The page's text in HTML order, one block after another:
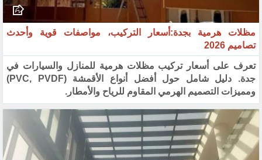
مظلات هرمية بجدة:أسعار التركيب، مواصفات قوية وأحدث
تصاميم 2026
تعرف على أسعار تركيب مظلات هرمية للمنازل والسيارات في
جدة. دليل شامل حول أفضل أنواع الأقمشة (PVC, PVDF)
ومميزات التصميم الهرمي المقاوم للرياح والأمطار.